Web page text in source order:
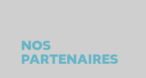
NOS
PARTENAIRES